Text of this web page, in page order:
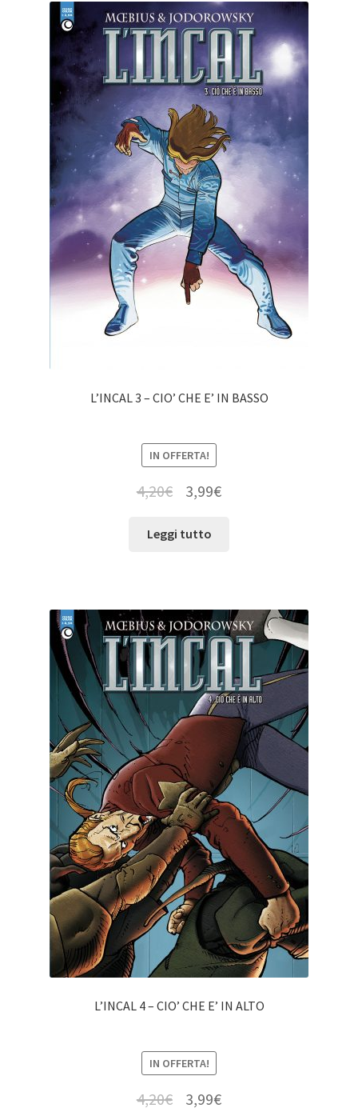
L’INCAL 3 – CIO’ CHE E’ IN BASSO
IN OFFERTA!
4,20€ 3,99€
Leggi tutto
L’INCAL 4 – CIO’ CHE E’ IN ALTO
IN OFFERTA!
4,20€ 3,99€